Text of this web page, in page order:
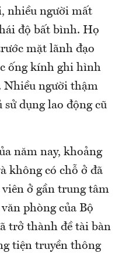
nhiều người mất
độ bất bình. Họ
mặt lãnh đạo
ống kính ghi hình
Nhiều người thậm
dụng lao động cũ
năm nay, khoảng
không có chỗ ở đã
ở gần trung tâm
phòng của Bộ
trở thành đề tài bàn
tiện truyền thông